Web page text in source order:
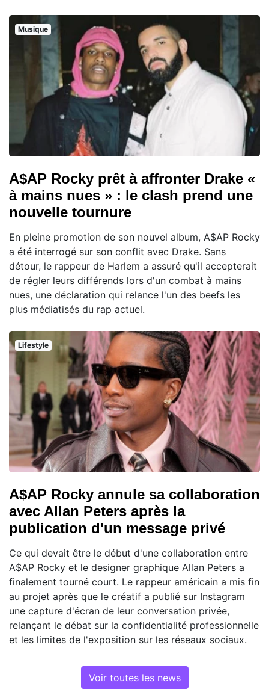
Musique
A$AP Rocky prêt à affronter Drake «
à mains nues » : le clash prend une
nouvelle tournure
En pleine promotion de son nouvel album, A$AP Rocky
a été interrogé sur son conflit avec Drake. Sans
détour, le rappeur de Harlem a assuré qu'il accepterait
de régler leurs différends lors d'un combat à mains
nues, une déclaration qui relance l'un des beefs les
plus médiatisés du rap actuel.
Lifestyle
A$AP Rocky annule sa collaboration
avec Allan Peters après la
publication d'un message privé
Ce qui devait être le début d'une collaboration entre
A$AP Rocky et le designer graphique Allan Peters a
finalement tourné court. Le rappeur américain a mis fin
au projet après que le créatif a publié sur Instagram
une capture d'écran de leur conversation privée,
relançant le débat sur la confidentialité professionnelle
et les limites de l'exposition sur les réseaux sociaux.
Voir toutes les news